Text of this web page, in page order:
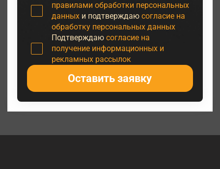
правилами обработки персональных
данныхи подтверждаю согласие на
обработку персональных данных
Подтверждаю согласие на
получение информационных и
рекламных рассылок
Оставить заявку